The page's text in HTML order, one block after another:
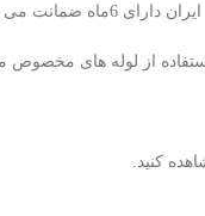
کارشناسان ما تعویض میگردد.
استفاده از لوله های
کنید.